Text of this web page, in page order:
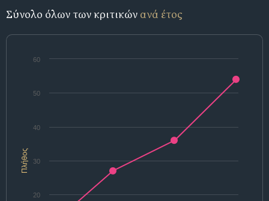
Σύνολο όλων των κριτικών ανά έτος
Πλήθος
20
30
40
50
60